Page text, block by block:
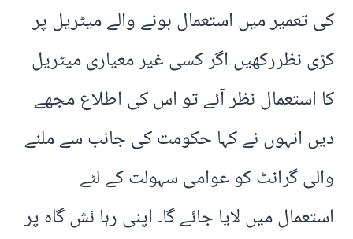
کی تعمیر میں استعمال ہونے والے میٹریل پر
کڑی نظررکھیں اگر کسی غیر معیاری میٹریل
کا استعمال نظر آئے تو اس کی اطلاع مجھے
دیں انہوں نے کہا حکومت کی جانب سے ملنے
والی گرانٹ کو عوامی سہولت کے لئے
استعمال میں لایا جائے گا۔ اپنی رہا ئش گاہ پر